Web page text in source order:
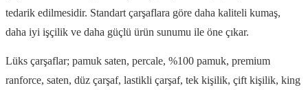
tedarik edilmesidir. Standart çarşaflara göre daha kaliteli kumaş,
daha iyi işçilik ve daha güçlü ürün sunumu ile öne çıkar.
Lüks çarşaflar; pamuk saten, percale, %100 pamuk, premium
ranforce, saten, düz çarşaf, lastikli çarşaf, tek kişilik, çift kişilik, king